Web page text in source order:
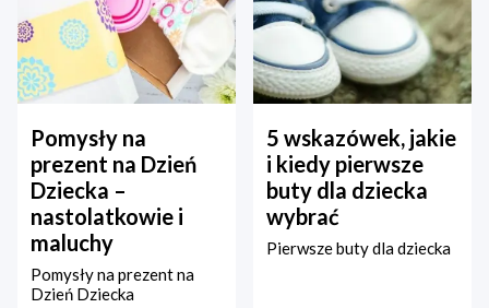
Pomysły na
prezent na Dzień
Dziecka –
nastolatkowie i
maluchy
Pomysły na prezent na
Dzień Dziecka
5 wskazówek, jakie
i kiedy pierwsze
buty dla dziecka
wybrać
Pierwsze buty dla dziecka